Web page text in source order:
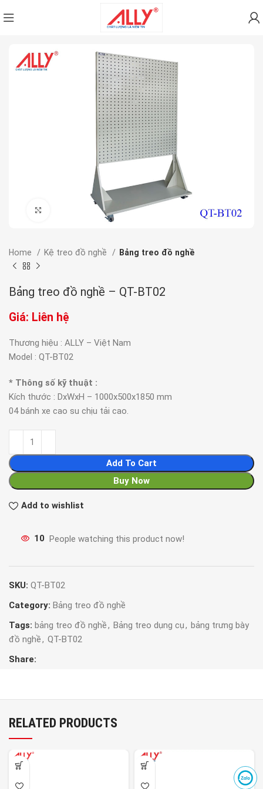
Click to enlarge
Home Kệ treo đồ nghề Bảng treo đồ nghề
Bảng treo đồ nghề – QT-BT02
Giá: Liên hệ
Thương hiệu : ALLY – Việt Nam
Model : QT-BT02
* Thông số kỹ thuật :
Kích thước : DxWxH – 1000x500x1850 mm
04 bánh xe cao su chịu tải cao.
Add To Cart
Buy Now
Add to wishlist
10 People watching this product now!
SKU: QT-BT02
Category: Bảng treo đồ nghề
Tags: bảng treo đồ nghề, Bảng treo dụng cụ, bảng trưng bày
đồ nghề, QT-BT02
Share:
RELATED PRODUCTS